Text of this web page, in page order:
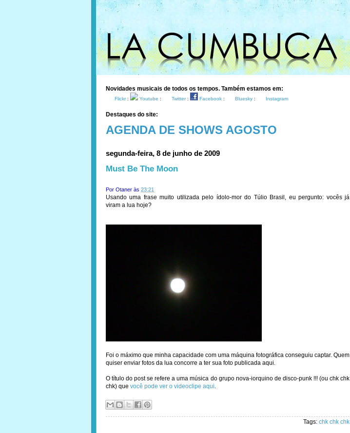
Novidades musicais de todos os tempos. Também estamos em:
Flickr: Youtube : Twitter: Facebook : Bluesky : Instagram
Destaques do site:
AGENDA DE SHOWS AGOSTO
segunda-feira, 8 de junho de 2009
Must Be The Moon
Por Otaner às 23:21
Usando uma frase muito utilizada pelo ídolo-mor do Túlio Brasil, eu pergunto: vocês já
viram a lua hoje?
Foi o máximo que minha capacidade com uma máquina fotográfica conseguiu captar. Quem
quiser enviar fotos da lua concorre a ter sua foto publicada aqui.
O título do post se refere a uma música do grupo nova-iorquino de disco-punk !!! (ou chk chk
chk) que você pode ver o videoclipe aqui.
Tags: chk chk chk